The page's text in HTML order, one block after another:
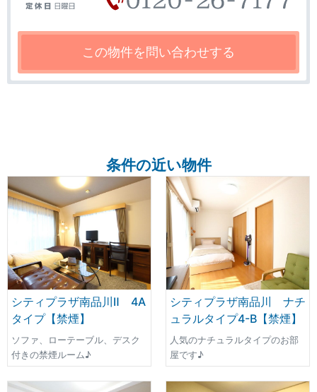
条件の近い物件
シティプラザ南品川Ⅱ 4A
タイプ【禁煙】
ソファ、ローテーブル、デスク
付きの禁煙ルーム♪
シティプラザ南品川 ナチ
ュラルタイプ4-B【禁煙】
人気のナチュラルタイプのお部
屋です♪